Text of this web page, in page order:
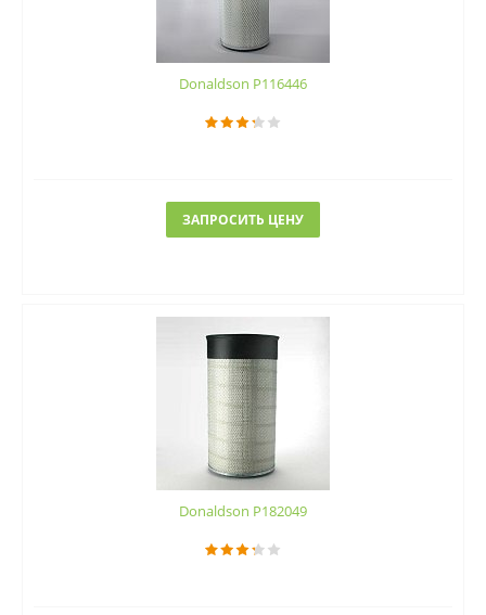
Donaldson P116446
ЗАПРОСИТЬ ЦЕНУ
Donaldson P182049